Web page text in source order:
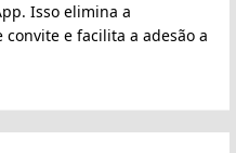
Isso elimina a
e facilita a adesão a